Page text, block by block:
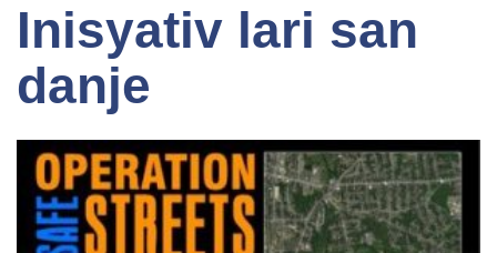
Inisyativ lari san
danje